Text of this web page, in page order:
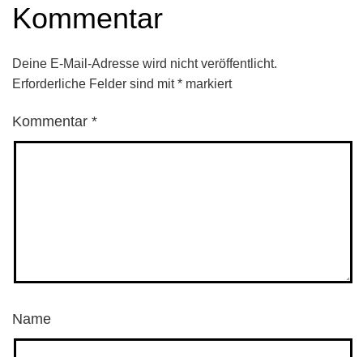
Kommentar
Deine E-Mail-Adresse wird nicht veröffentlicht.
Erforderliche Felder sind mit* markiert
Kommentar *
Name